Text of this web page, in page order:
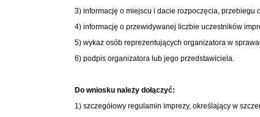
3) informację o miejscu i dacie rozpoczęcia, przebiegu
4) informację o przewidywanej liczbie uczestników
5) wykaz osób reprezentujących organizatora w
6) podpis organizatora lub jego przedstawiciela.
Do wniosku należy dołączyć:
1) szczegółowy regulamin imprezy, określający w